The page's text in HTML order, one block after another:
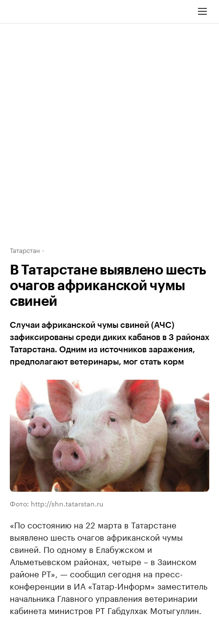
Татарстан
В Татарстане выявлено шесть
очагов африканской чумы
свиней
Случаи африканской чумы свиней (АЧС)
зафиксированы среди диких кабанов в 3 районах
Татарстана. Одним из источников заражения,
предполагают ветеринары, мог стать корм
Фото: http://shn.tatarstan.ru
«По состоянию на 22 марта в Татарстане
выявлено шесть очагов африканской чумы
свиней. По одному в Елабужском и
Альметьевском районах, четыре – в Заинском
районе РТ», — сообщил сегодня на пресс-
конференции в ИА «Татар-Информ» заместитель
начальника Главного управления ветеринарии
кабинета министров РТ Габдулхак Мотыгуллин.